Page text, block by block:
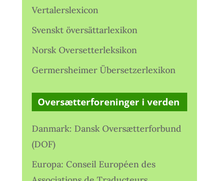
Vertalerslexicon
Svenskt översättarlexikon
Norsk Oversetterleksikon
Germersheimer Übersetzerlexikon
Oversætterforeninger i verden
Danmark: Dansk Oversætterforbund
(DOF)
Europa: Conseil Européen des